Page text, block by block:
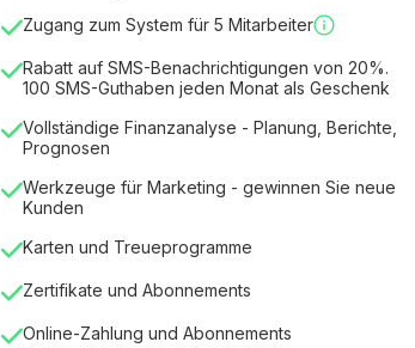
8.99€6.29€ Monat
75.52€ für 12 Months
Zugang zum System für 5 Mitarbeiter
Rabatt auf SMS-Benachrichtigungen von 20%.
100 SMS-Guthaben jeden Monat als Geschenk
Vollständige Finanzanalyse - Planung, Berichte,
Prognosen
Werkzeuge für Marketing - gewinnen Sie neue
Kunden
Karten und Treueprogramme
Zertifikate und Abonnements
Online-Zahlung und Abonnements